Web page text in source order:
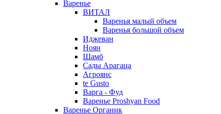
Варенье
ВИТАЛ
Варенья малый объем
Варенья большой объем
Иджеван
Ноян
Шамб
Сады Арагаца
Агроянс
te Gusto
Варга - Фуд
Варенье Proshyan Food
Варенье Органик